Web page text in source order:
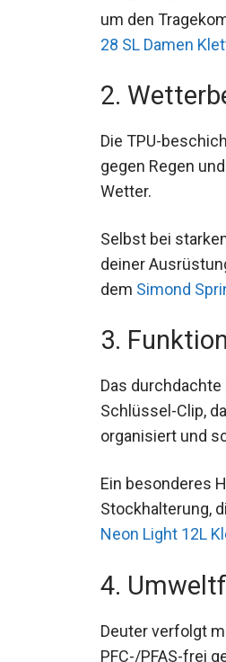
Die
um den
2.
Die TPU-
gegen Regen
Selbst bei
deiner
Das durchdachte
Schlüssel-Clip,
Ein besonderes
Stockhalterung,
Deuter verfolgt